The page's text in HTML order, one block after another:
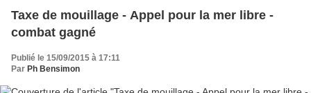
Taxe de mouillage - Appel pour la mer libre -
combat gagné
Publié le 15/09/2015 à 17:11
Par Ph Bensimon